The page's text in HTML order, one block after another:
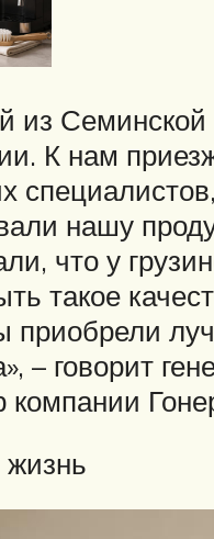
из Семинской
К нам
нашу
что у
такое
приобрели
– говорит
компании